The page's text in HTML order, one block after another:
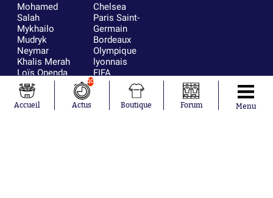
Mohamed
Salah
Mykhailo
Mudryk
Neymar
Khalis Merah
Loïs Openda
Moussa
Niakhaté
Nicolás
Chelsea
Paris Saint-
Germain
Bordeaux
Olympique
lyonnais
FIFA
Real Madrid
RC Strasbourg
AC Milan
Accueil
10
Actus Boutique Forum Menu